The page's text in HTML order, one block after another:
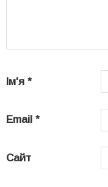
Ім'я *
Email *
Сайт